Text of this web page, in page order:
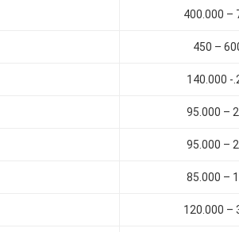
400.000 –
450 –
140.000 -
95.000 –
95.000 –
85.000 –
120.000 –